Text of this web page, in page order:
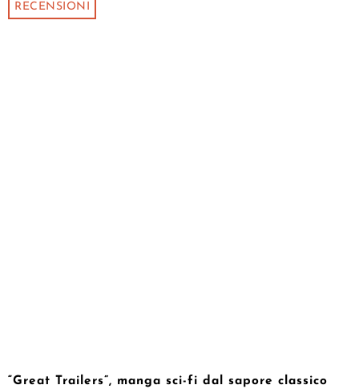
RECENSIONI
“Great Trailers”, manga sci-fi dal sapore classico